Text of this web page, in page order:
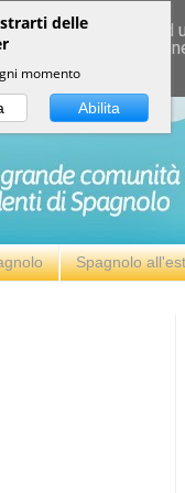
Spagnolo
Your IP address and
quality of service,
delle
momento
Abilita